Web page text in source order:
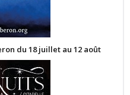
du 18 juillet au 12 août